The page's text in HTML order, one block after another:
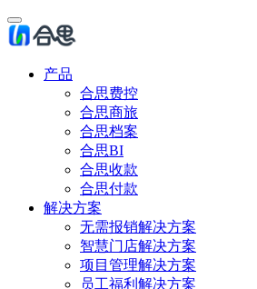
产品
合思费控
合思商旅
合思档案
合思BI
合思收款
合思付款
解决方案
无需报销解决方案
智慧门店解决方案
项目管理解决方案
员工福利解决方案